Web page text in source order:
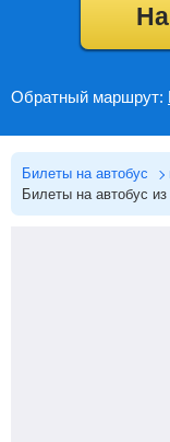
Обратный маршрут:
Билеты на автобус
Билеты на автобус